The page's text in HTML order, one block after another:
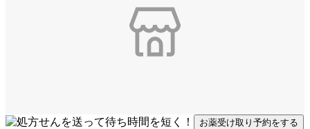
お薬受け取り予約をする